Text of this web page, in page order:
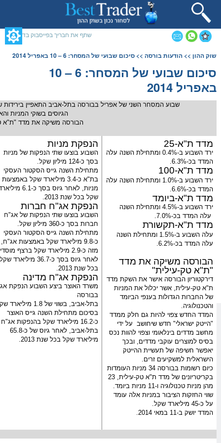
אינטרנט,
לחץ
שתף את חבריך בפייסבוק בדף זה
המרכזי,
ללחוץ
אנטר
כדי
לדלג
שוק ההון >> הודעות בורסה>> סיכום שבועי של המסחר: 6 – 10 באפריל 2014
סיכום שבועי של המסחר: 6 – 10
באפריל 2014
שבוע המסחר השני של אפריל בבורסה בתל-אביבהתאפיין
הגיוסים בשוקי המניותוה
הבורסה משיקה את מדד "ת"א
מדד ת"א-25
ירד השבוע ב-0.4% ומתחילת השנה עלה
המדד בכ-6.3%
.
מדד ת"א-100
ירד השבוע ב-1.0% ומתחילת השנה עלה
המדד בכ-6.6%
.
מדד ת"א-ביומד
ירד השבוע ב-4.5% ומתחילת השנה
עלה המדד בכ-7.0%
.
מדד ת"א-תקשורת
עלה השבוע ב-1.5% ומתחילת השנה
עלה המדד בכ-6.2%
.
הבורסה משיקה את מדד
"ת"א טק-עילית"
דירקטוריון הבורסה אישר את השקת מדד
ת"א טק-עילית, אשר יכלול את המניות
של החברות הגדולות בענפי הביומד
והטכנולוגיה.
המדד החדש צפוי להיות גם חלק ממדד
"הייטק ישראלי" חדש שיחושב על ידי
מחשב מדדים בינלאומי וצפוי להוות נכס
בסיס למוצרים עוקבי מדדים, ובכך
יאפשר חשיפה של תעשיית ההייטק
הישראלית למשקיעים זרים.
כיום רשומות בבורסה 34 מניות העומדות
בקריטריונים של מדד ת"א טק-עילית, 23
מהן מניות טכנולוגיה ו-11 מניות ביומד.
שווי החזקות הציבור במניות אלה עומד
על כ-45 מיליארדשקל.
המדד יושק ב-11 במאי 2014.
הנפקת מניות
השבוע בוצעו שתי הנפקות של מניות
בסך כ-124 מיליון
שקל.
מתחילת השנה גייס הסקטור העסקי
בת"א כ-3.4
מיליארדשקל באמצעות
מניות, לאחר גיוס בסך כ-6.1 מיליארד
שקל בכל שנת 2013.
הנפקת אג"ח חברות
השבוע בוצעו שתי הנפקות שלאג"ח
חברות בסך כ-360 מיליון
שקל.
מתחילת השנה גייס הסקטור העסקי
כ-9.8 מיליארד
שקל באמצעותאג"ח,
מזה כ-2.9 מיליארד
שקל ברצף
לאחר גיוס בסך כ-36.7 מיליארד
בכל שנת 2013.
הנפקת אג"ח מדינה
משרד האוצר ביצע השבוע הנפקת
בבורסה
בתל-אביב, בשווי של 1.8 מיליארד
בסיכום מתחילת השנה גייס האוצר
כ-16.2 מיליארד
שקל בהנפקותאג"ח
בתל-אביב, לאחר גיוס של כ-65.8
מיליארדשקל בכל שנת 2013.